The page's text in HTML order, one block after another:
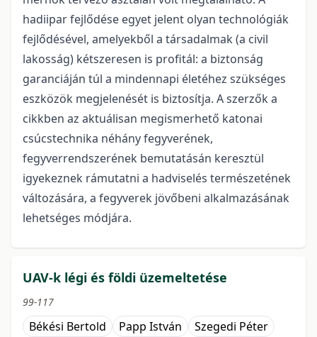
hadiipar fejlődése egyet jelent olyan technológiák
fejlődésével, amelyekből a társadalmak (a civil
lakosság) kétszeresen is profitál: a biztonság
garanciáján túl a mindennapi életéhez szükséges
eszközök megjelenését is biztosítja. A szerzők a
cikkben az aktuálisan megismerhető katonai
csúcstechnika néhány fegyverének,
fegyverrendszerének bemutatásán keresztül
igyekeznek rámutatni a hadviselés természetének
változására, a fegyverek jövőbeni alkalmazásának
lehetséges módjára.
UAV-k légi és földi üzemeltetése
99-117
Békési Bertold Papp István Szegedi Péter